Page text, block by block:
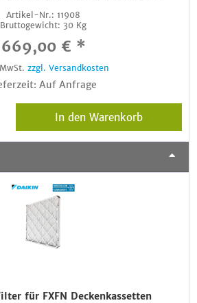
Artikel-Nr.: 11908
Bruttogewicht: 30 Kg
669,00 € *
zzgl. Versandkosten
Auf Anfrage
In den Warenkorb
für FXFN Deckenkassetten